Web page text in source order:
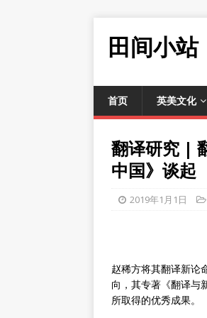
田间小站
首页 英美文化
翻译研究 |
中国》谈起
2019年1月1日
赵稀方将其翻译新论
向，其专著《翻译
所取得的优秀成果。